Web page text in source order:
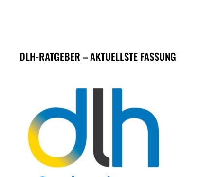
DLH-RATGEBER – AKTUELLSTE FASSUNG